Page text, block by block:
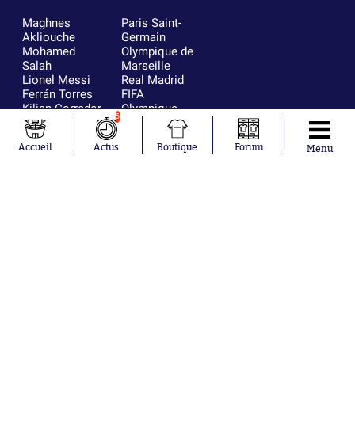
Maghnes
Akliouche
Mohamed
Salah
Lionel Messi
Ferrán Torres
Kilian Corredor
Franco
Mastantuono
Orel Mangala
Paris Saint-
Germain
Olympique de
Marseille
Real Madrid
FIFA
Olympique
AS Monaco
FC Barcelone
Accueil
6
Actus Boutique Forum Menu